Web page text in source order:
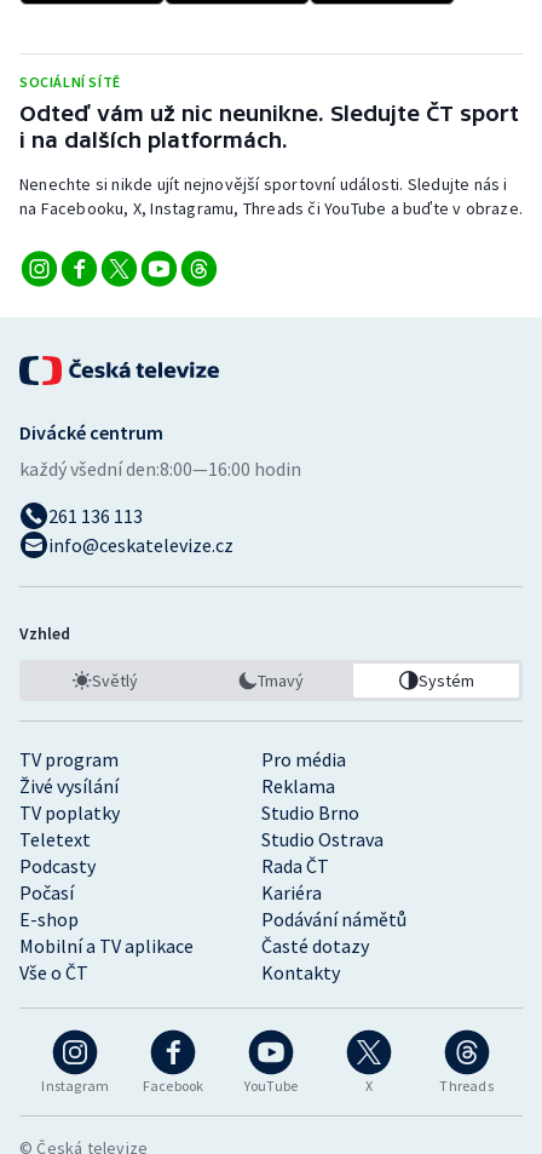
Stolní tenis
Triatlon
Veslování
Vodní slalom
Volejbal
Ostatní
SOCIÁLNÍ SÍTĚ
Odteď vám už nic neunikne. Sledujte ČT sport
i na dalších platformách.
Nenechte si nikde ujít nejnovější sportovní události. Sledujte nás i
na Facebooku, X, Instagramu, Threads či YouTube a buďte v obraze.
Instagram Facebook YouTube X Threads
TV program
Pro média
Živé vysílání
Reklama
TV poplatky
Studio Brno
Teletext
Studio Ostrava
Podcasty
Rada ČT
Počasí
Kariéra
E-shop
Podávání námětů
Mobilní a TV aplikace
Časté dotazy
Vše o ČT
Kontakty
Divácké centrum
každý všední den:8:00—16:00 hodin
261 136 113
info@ceskatelevize.cz
Vzhled
Světlý Tmavý Systém
© Česká televize